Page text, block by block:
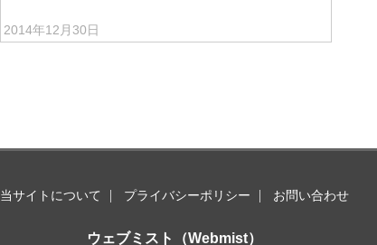
2014年12月30日
当サイトについて プライバシーポリシー お問い合わせ
ウェブミスト（Webmist）